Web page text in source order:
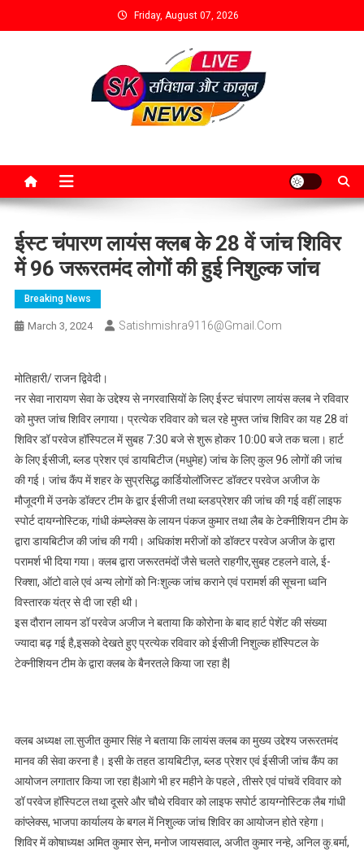
Friday, August 07, 2026
ईस्ट चंपारण लायंस क्लब के 28 वें जांच शिविर
में 96 जरूरतमंद लोगों की हुई निशुल्क जांच
Breaking News
March 3, 2024 Satishmishra9116@gmail.com
मोतिहारी/ राजन द्विवेदी।
नर सेवा नारायण सेवा के उद्देश्य से नगरवासियों के लिए ईस्ट चंपारण लायंस क्लब ने रविवार
को मुफ्त जांच शिविर लगाया। प्रत्येक रविवार को चल रहे मुफ्त जांच शिविर का यह 28 वां
शिविर डॉ परवेज हॉस्पिटल में सुबह 7:30 बजे से शुरू होकर 10:00 बजे तक चला। हार्ट
के लिए ईसीजी, ब्लड प्रेशर एवं डायबिटीज (मधुमेह) जांच के लिए कुल 96 लोगों की जांच
की गई। जांच कैंप में शहर के सुप्रसिद्ध कार्डियोलॉजिस्ट डॉक्टर परवेज अजीज के
मौजूदगी में उनके डॉक्टर टीम के द्वार ईसीजी तथा ब्लडप्रेशर की जांच की गई वहीं लाइफ
स्पोर्ट दायग्नोस्टिक, गांधी कंम्प्लेक्स के लायन पंकज कुमार तथा लैब के टेक्नीशियन टीम के
द्वारा डायबिटीज की जांच की गयी। अधिकांश मरीजों को डॉक्टर परवेज अजीज के द्वारा
परामर्श भी दिया गया। क्लब द्वारा जरूरतमंदों जैसे चलते राहगीर,सुबह टहलने वाले, ई-
रिक्शा, ऑटो वाले एवं अन्य लोगों को निःशुल्क जांच कराने एवं परामर्श की सूचना ध्वनि
विस्तारक यंत्र से दी जा रही थी।
इस दौरान लायन डॉ परवेज अजीज ने बताया कि कोरोना के बाद हार्ट पेशेंट की संख्या
ज्यादा बढ़ गई है,इसको देखते हुए प्रत्येक रविवार को ईसीजी निशुल्क हॉस्पिटल के
टेक्नीशियन टीम के द्वारा क्लब के बैनरतले किया जा रहा है|
क्लब अध्यक्ष ला.सुजीत कुमार सिंह ने बताया कि लायंस क्लब का मुख्य उद्देश्य जरूरतमंद
मानव की सेवा करना है। इसी के तहत डायबिटीज़, ब्लड प्रेशर एवं ईसीजी जांच कैंप का
आयोजन लगातार किया जा रहा है|आगे भी हर महीने के पहले , तीसरे एवं पांचवें रविवार को
डॉ परवेज हॉस्पिटल तथा दूसरे और चौथे रविवार को लाइफ सपोर्ट डायग्नोस्टिक लैब गांधी
कांप्लेक्स, भाजपा कार्यालय के बगल में निशुल्क जांच शिविर का आयोजन होते रहेगा।
शिविर में कोषाध्यक्ष अमित कुमार सेन, मनोज जायसवाल, अजीत कुमार नन्हे, अनिल कु.बर्मा,